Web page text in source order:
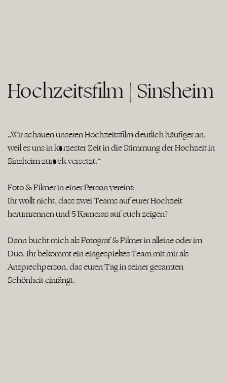
Hochzeitsfilm | Sinsheim
„Wir schauen unseren Hochzeitsfilm deutlich häufiger an,
weil es uns in kürzester Zeit in die Stimmung der Hochzeit in
Sinsheim zurück versetzt.“
Foto & Filmer in einer Person vereint:
Ihr wollt nicht, dass zwei Teams auf eurer Hochzeit
herumrennen und 5 Kameras auf euch zeigen?
Dann bucht mich als Fotograf & Filmer in alleine oder im
Duo. Ihr bekommt ein eingespieltes Team mit mir als
Ansprechperson, das euren Tag in seiner gesamten
Schönheit einfängt.